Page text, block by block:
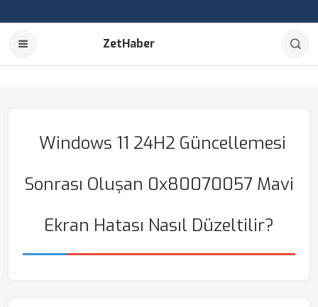
ZetHaber
Windows 11 24H2 Güncellemesi
Sonrası Oluşan 0x80070057 Mavi
Ekran Hatası Nasıl Düzeltilir?